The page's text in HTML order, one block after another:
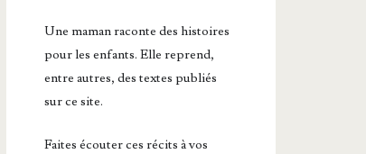
Une maman raconte des histoires
pour les enfants. Elle reprend,
entre autres, des textes publiés
sur ce site.
Faites écouter ces récits à vos